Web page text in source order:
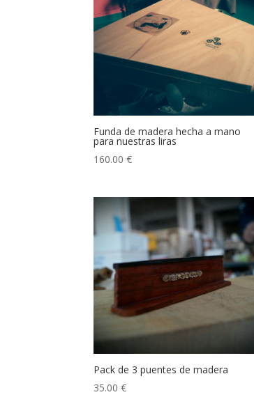
Funda de madera hecha a mano
para nuestras liras
160.00€
Pack de 3 puentes de madera
35.00€